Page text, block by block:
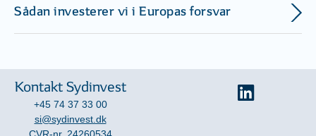
Sådan investerer vi i Europas forsvar
Kontakt Sydinvest
+45 74 37 33 00
si@sydinvest.dk